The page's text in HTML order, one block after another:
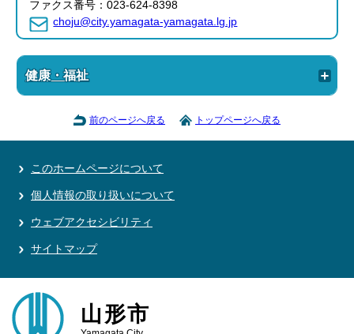
ファクス番号：023-624-8398
choju@city.yamagata-yamagata.lg.jp
健康・福祉
前のページへ戻る トップページへ戻る
このホームページについて
個人情報の取り扱いについて
ウェブアクセシビリティ
サイトマップ
山形市